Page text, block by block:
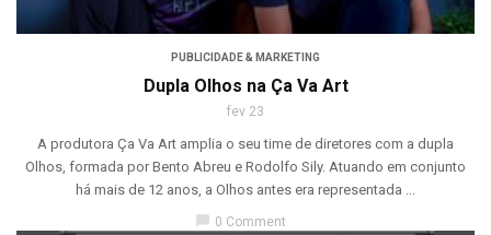
PUBLICIDADE & MARKETING
Dupla Olhos na Ça Va Art
fev 23
A produtora Ça Va Art amplia o seu time de diretores com a dupla
Olhos, formada por Bento Abreu e Rodolfo Sily. Atuando em conjunto
há mais de 12 anos, a Olhos antes era representada ...
chat_bubble 0 Comment